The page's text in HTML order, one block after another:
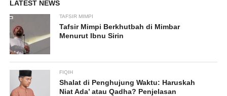
LATEST NEWS
TAFSIR MIMPI
Tafsir Mimpi Berkhutbah di Mimbar
Menurut Ibnu Sirin
FIQIH
Shalat di Penghujung Waktu: Haruskah
Niat Ada’ atau Qadha? Penjelasan